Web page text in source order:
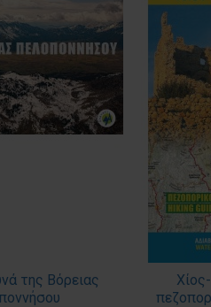
της Βόρειας